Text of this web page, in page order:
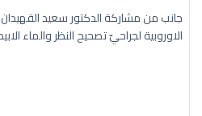
جانب من مشاركة الدكتور سعيد
الاوروبية لجراحيّ تصحيح النظر والماء